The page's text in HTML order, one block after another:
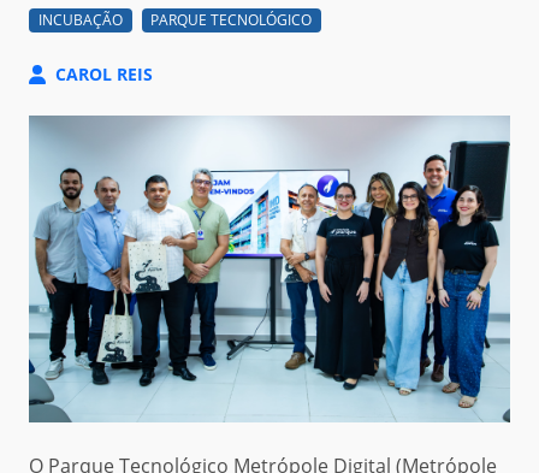
INCUBAÇÃO
PARQUE TECNOLÓGICO
CAROL REIS
O Parque Tecnológico Metrópole Digital (Metrópole